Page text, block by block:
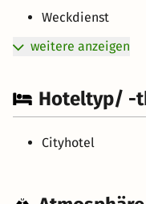
Weckdienst
weitere anzeigen
Hoteltyp/ -
Cityhotel